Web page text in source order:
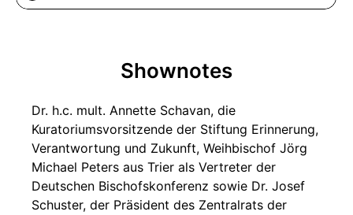
Shownotes
Dr. h.c. mult. Annette Schavan, die
Kuratoriumsvorsitzende der Stiftung Erinnerung,
Verantwortung und Zukunft, Weihbischof Jörg
Michael Peters aus Trier als Vertreter der
Deutschen Bischofskonferenz sowie Dr. Josef
Schuster, der Präsident des Zentralrats der